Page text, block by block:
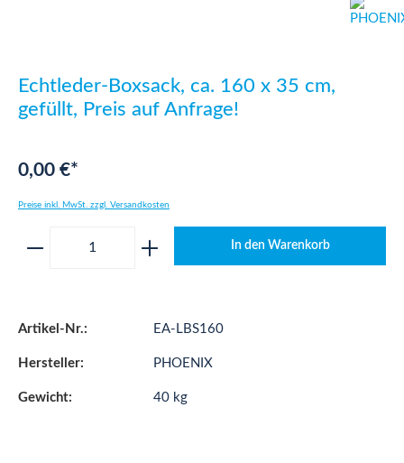
Echtleder-Boxsack, ca. 160 x 35 cm,
gefüllt, Preis auf Anfrage!
0,00 €*
Preise inkl. MwSt. zzgl. Versandkosten
Produkt Anzahl: Gib den gewünschten
In den Warenkorb
Artikel-Nr.: EA-LBS160
Hersteller: PHOENIX
Gewicht: 40 kg